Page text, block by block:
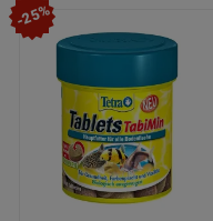
-25%